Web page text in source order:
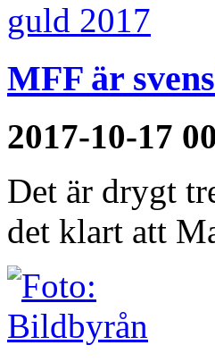
MFF är
2017-10-17
Det är drygt
det klart att